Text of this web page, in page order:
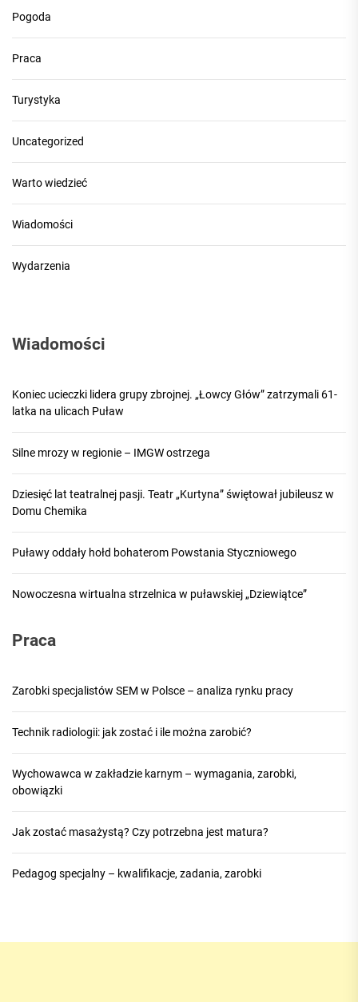
Pogoda
Praca
Turystyka
Uncategorized
Warto wiedzieć
Wiadomości
Wydarzenia
Wiadomości
Koniec ucieczki lidera grupy zbrojnej. „Łowcy Głów” zatrzymali 61-
latka na ulicach Puław
Silne mrozy w regionie – IMGW ostrzega
Dziesięć lat teatralnej pasji. Teatr „Kurtyna” świętował jubileusz w
Domu Chemika
Puławy oddały hołd bohaterom Powstania Styczniowego
Nowoczesna wirtualna strzelnica w puławskiej „Dziewiątce”
Praca
Zarobki specjalistów SEM w Polsce – analiza rynku pracy
Technik radiologii: jak zostać i ile można zarobić?
Wychowawca w zakładzie karnym – wymagania, zarobki,
obowiązki
Jak zostać masażystą? Czy potrzebna jest matura?
Pedagog specjalny – kwalifikacje, zadania, zarobki